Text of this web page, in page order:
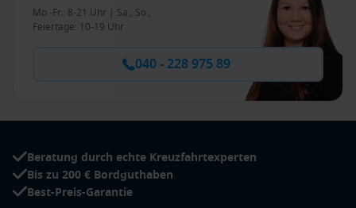
Mo.-Fr.: 8-21 Uhr | Sa., So.,
Feiertage: 10-19 Uhr
040 - 228 975 89
Beratung durch echte Kreuzfahrtexperten
Bis zu 200 € Bordguthaben
Best-Preis-Garantie